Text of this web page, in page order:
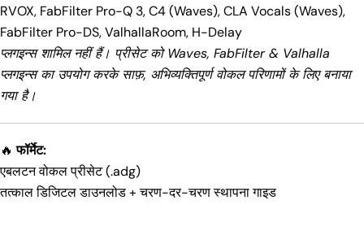
RVOX, FabFilter Pro-Q 3, C4 (Waves), CLA Vocals (Waves),
FabFilter Pro-DS, ValhallaRoom, H-Delay
प्लगइन्स शामिल नहीं हैं। प्रीसेट को Waves, FabFilter & Valhalla
प्लगइन्स का उपयोग करके साफ़, अभिव्यक्तिपूर्ण वोकल परिणामों के लिए बनाया
गया है।
🔥फॉर्मेट:
एबलटन वोकल प्रीसेट (.adg)
तत्काल डिजिटल डाउनलोड + चरण-दर-चरण स्थापना गाइड